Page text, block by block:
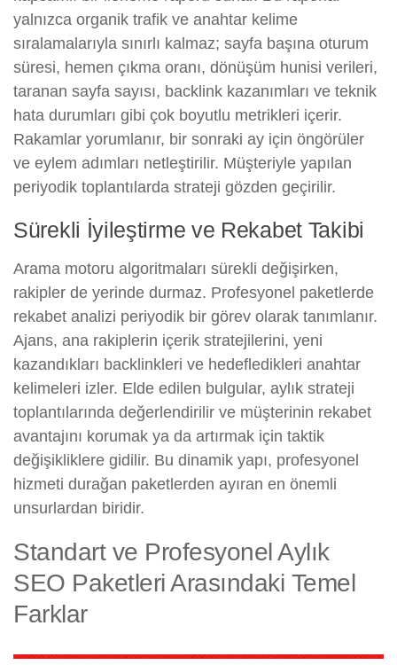
yalnızca organik trafik ve anahtar kelime
sıralamalarıyla sınırlı kalmaz; sayfa başına oturum
süresi, hemen çıkma oranı, dönüşüm hunisi verileri,
taranan sayfa sayısı, backlink kazanımları ve teknik
hata durumları gibi çok boyutlu metrikleri içerir.
Rakamlar yorumlanır, bir sonraki ay için öngörüler
ve eylem adımları netleştirilir. Müşteriyle yapılan
periyodik toplantılarda strateji gözden geçirilir.
Sürekli İyileştirme ve Rekabet Takibi
Arama motoru algoritmaları sürekli değişirken,
rakipler de yerinde durmaz. Profesyonel paketlerde
rekabet analizi periyodik bir görev olarak tanımlanır.
Ajans, ana rakiplerin içerik stratejilerini, yeni
kazandıkları backlinkleri ve hedefledikleri anahtar
kelimeleri izler. Elde edilen bulgular, aylık strateji
toplantılarında değerlendirilir ve müşterinin rekabet
avantajını korumak ya da artırmak için taktik
değişikliklere gidilir. Bu dinamik yapı, profesyonel
hizmeti durağan paketlerden ayıran en önemli
unsurlardan biridir.
Standart ve Profesyonel Aylık
SEO Paketleri Arasındaki Temel
Farklar